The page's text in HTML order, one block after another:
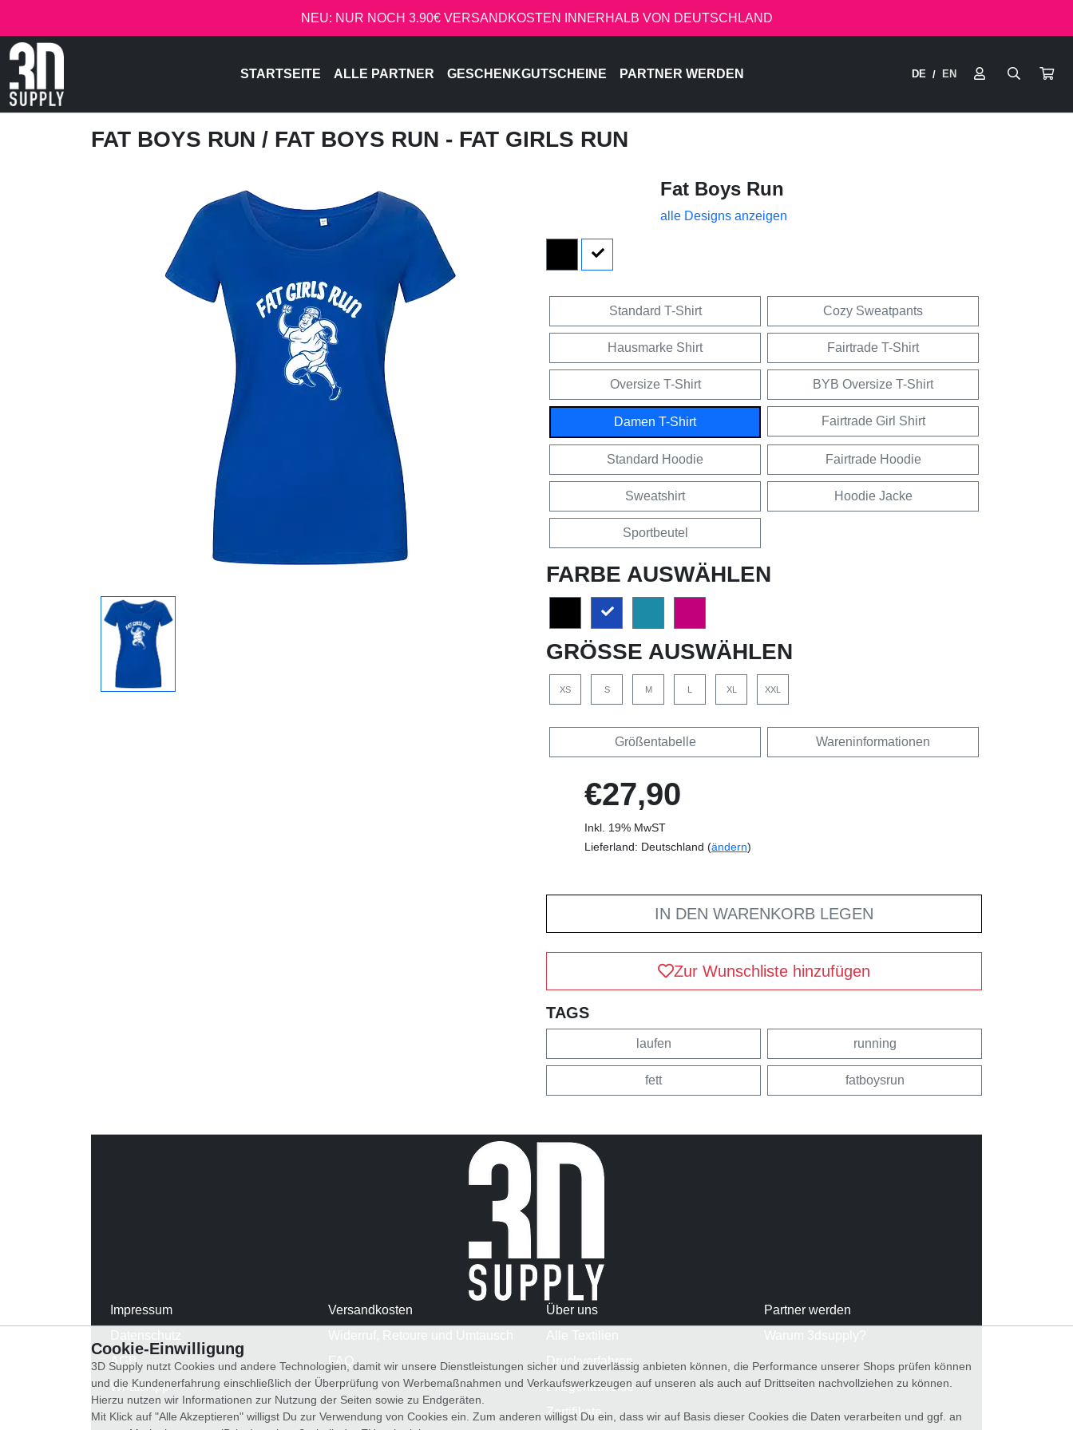
NEU: NUR NOCH 3.90€ VERSANDKOSTEN INNERHALB VON DEUTSCHLAND
STARTSEITE ALLE PARTNER GESCHENKGUTSCHEINE PARTNER WERDEN DE / EN
FAT BOYS RUN / FAT BOYS RUN - FAT GIRLS RUN
Fat Boys Run
alle Designs anzeigen
Standard T-Shirt Cozy Sweatpants
Hausmarke Shirt Fairtrade T-Shirt
Oversize T-Shirt BYB Oversize T-Shirt
Damen T-Shirt Fairtrade Girl Shirt
Standard Hoodie Fairtrade Hoodie
Sweatshirt Hoodie Jacke
Sportbeutel
FARBE AUSWÄHLEN
GRÖSSE AUSWÄHLEN
XS S M L XL XXL
Größentabelle Wareninformationen
€27,90
Inkl. 19% MwST
Lieferland: Deutschland (ändern)
IN DEN WARENKORB LEGEN
Zur Wunschliste hinzufügen
TAGS
laufen running
fett fatboysrun
Impressum
AGB
WhatsApp
Versandkosten
FAQ
Über uns
Druckverfahren
Pflegehinweise
Zertifikate
Partner werden
Cookie-Einwilligung
3D Supply nutzt Cookies und andere Technologien, damit wir unsere Dienstleistungen sicher und zuverlässig anbieten können, die Performance unserer Shops prüfen können
und die Kundenerfahrung einschließlich der Überprüfung von Werbemaßnahmen und Verkaufswerkzeugen auf unseren als auch auf Drittseiten nachvollziehen zu können.
Hierzu nutzen wir Informationen zur Nutzung der Seiten sowie zu Endgeräten.
Mit Klick auf "Alle Akzeptieren" willigst Du zur Verwendung von Cookies ein. Zum anderen willigst Du ein, dass wir auf Basis dieser Cookies die Daten verarbeiten und ggf. an